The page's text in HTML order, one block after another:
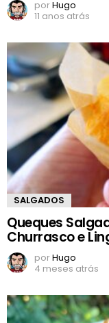
porHugo
11 anos atrás
SALGADOS
Queques
Churrasco e
porHugo
4 meses atrás